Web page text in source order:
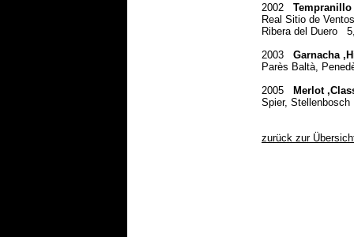
2002
Tempranillo
Real Sitio de
Ribera del Duero
2003
Garnacha
Parès Baltà,
2005
Mer lot
Spier, Stellenbosch
zurück zur